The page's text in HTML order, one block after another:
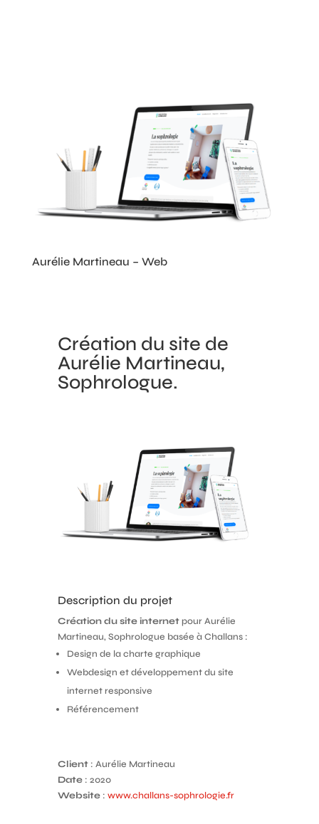
Aurélie Martineau – Web
Création du site de
Aurélie Martineau,
Sophrologue.
Description du projet
Création du site internetpour Aurélie
Martineau, Sophrologue basée à Challans :
Design de la charte graphique
Webdesign et développement du site
internet responsive
Référencement
Client : Aurélie Martineau
Date : 2020
Website: www.challans-sophrologie.fr